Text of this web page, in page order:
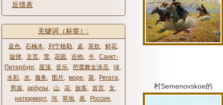
反馈表
关键词（标签）:
蓝色, 石楠木, 列宁格勒, 桌, 茶炊, 鲜花,
旋律, 主页, 雪, 花园 , 吉他, 卡, Санкт-
Петербург, 屋顶, 音乐, 芭蕾舞女演员, 绿,
水彩, 水, 服务, 图片, море, 菜, Регата,
男孩, арбузы, 山, 花, 旅客, 首页, 女,
натюрморт, 河, 草地, 表, Россия,
村Semenovskoe的